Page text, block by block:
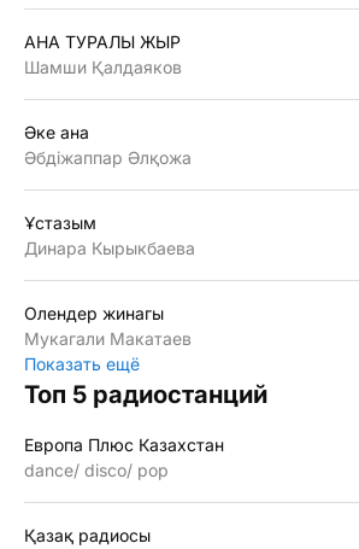
АНА ТУРАЛЫ ЖЫР
Шамши Қалдаяков
Әке ана
Әбдiжаппар Әлқожа
Ұстазым
Динара Кырыкбаева
Олендер жинагы
Мукагали Макатаев
Показать ещё
Топ 5 радиостанций
Европа Плюс Казахстан
dance disco pop
Қазақ радиосы